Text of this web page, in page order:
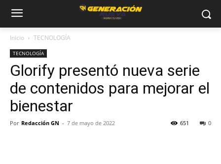
Inicio TECNOLOGÍA
TECNOLOGÍA
Glorify presentó nueva serie
de contenidos para mejorar el
bienestar
Por Redacción GN - 7 de mayo de 2022 0
651